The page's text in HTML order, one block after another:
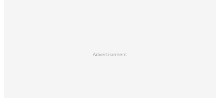
Advertisement